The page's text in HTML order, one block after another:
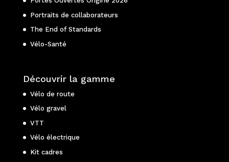
Portraits de collaborateurs
The End of Standards
Vélo-Santé
Découvrir la gamme
Vélo de route
Vélo gravel
VTT
Vélo électrique
Kit cadres